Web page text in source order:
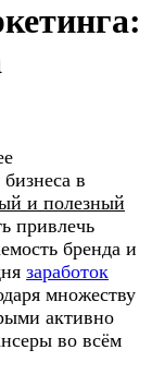
в
и полезный
привлечь
бренда и
заработок
множеству
активно
во всём